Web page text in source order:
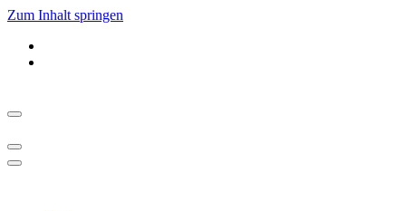
Zum Inhalt springen
Navigationsmenü
Navigationsmenü
Navigationsmenü